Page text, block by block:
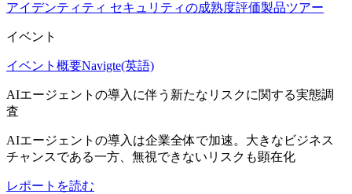
アイデンティティ セキュリティの成熟度評価製品ツアー
イベント
イベント概要Navigte(英語)
AIエージェントの導入に伴う新たなリスクに関する実態調
査
AIエージェントの導入は企業全体で加速。大きなビジネス
チャンスである一方、無視できないリスクも顕在化
レポートを読む